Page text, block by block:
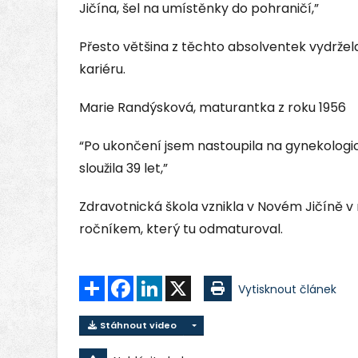
Jičína, šel na umístěnky do pohraničí,”
Přesto většina z těchto absolventek
kariéru.
Marie Randýsková, maturantka z roku 1956
“Po ukončení jsem nastoupila na
sloužila 39 let,”
Zdravotnická škola vznikla v Novém Jičíně
ročníkem, který tu odmaturoval.
Sdílet FacebookLinkedIn Vytisknout článek
Stáhnout video